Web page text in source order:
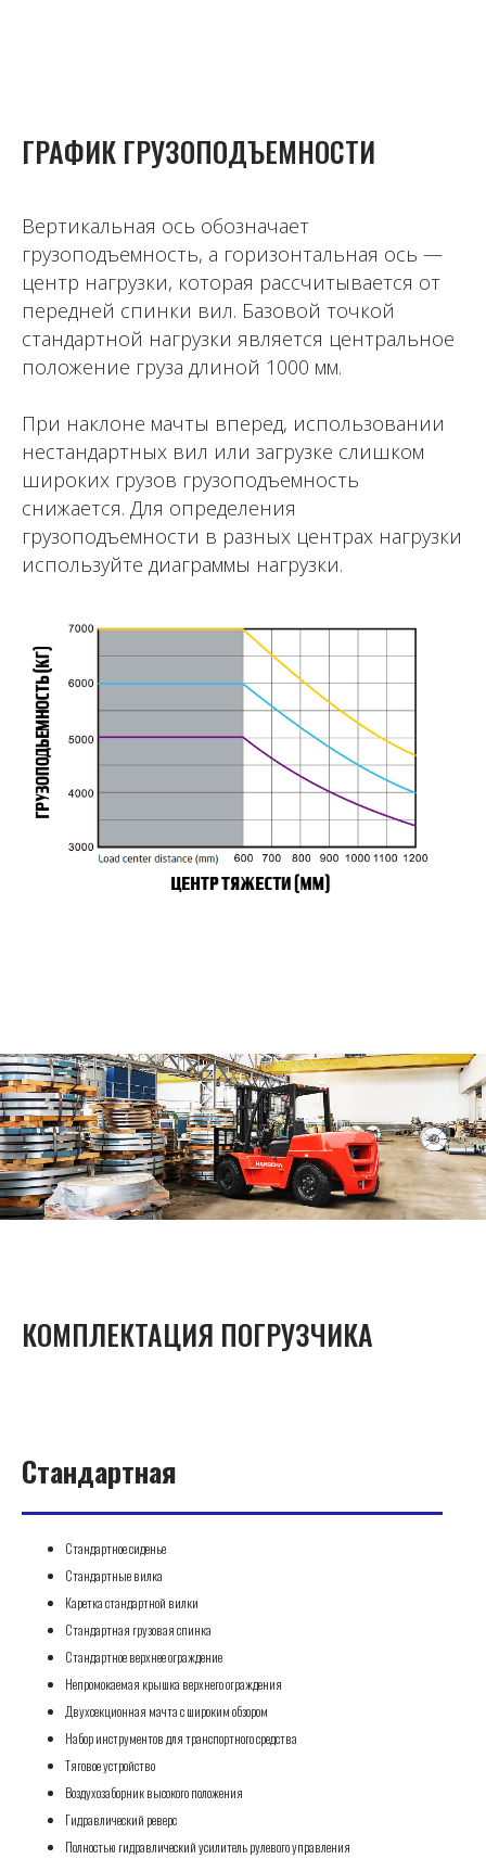
ГРАФИК ГРУЗОПОДЪЕМНОСТИ
Вертикальная ось обозначает
грузоподъемность, а горизонтальная ось —
центр нагрузки, которая рассчитывается от
передней спинки вил. Базовой точкой
стандартной нагрузки является центральное
положение груза длиной 1000 мм.
При наклоне мачты вперед, использовании
нестандартных вил или загрузке слишком
широких грузов грузоподъемность
снижается. Для определения
грузоподъемности в разных центрах нагрузки
используйте диаграммы нагрузки.
КОМПЛЕКТАЦИЯ ПОГРУЗЧИКА
Стандартная
Стандартное сиденье
Стандартные вилка
Каретка стандартной вилки
Стандартная грузовая спинка
Стандартное верхнее ограждение
Непромокаемая крышка верхнего ограждения
Двухсекционная мачта с широким обзором
Набор инструментов для транспортного средства
Тяговое устройство
Воздухозаборник высокого положения
Гидравлический реверс
Полностью гидравлический усилитель рулевого управления